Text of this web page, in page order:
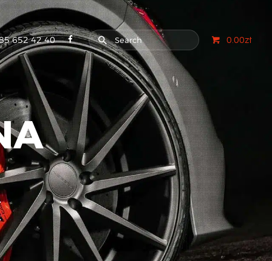
652 42 40 0.00zł